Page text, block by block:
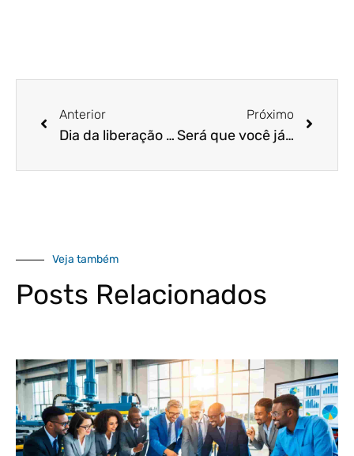
Anterior
Dia da liberação do Pronampe é finalmente divulgado!
Próximo
Será que você já considerou todas as alternativas que podem fazer com que seu negócio sobreviva à crise?
Veja também
Posts Relacionados